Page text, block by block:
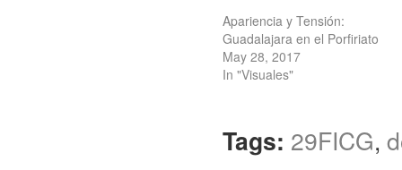
Apariencia y Tensión:
Guadalajara en el Porfiriato
May 28, 2017
In "Visuales"
Tags: 29FICG,